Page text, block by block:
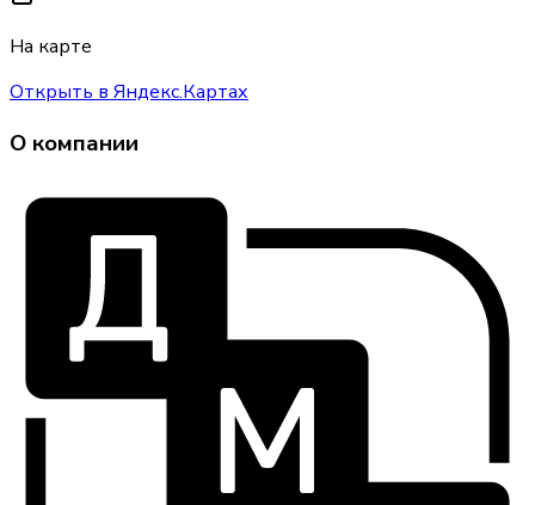
На карте
Открыть в Яндекс.Картах
О компании